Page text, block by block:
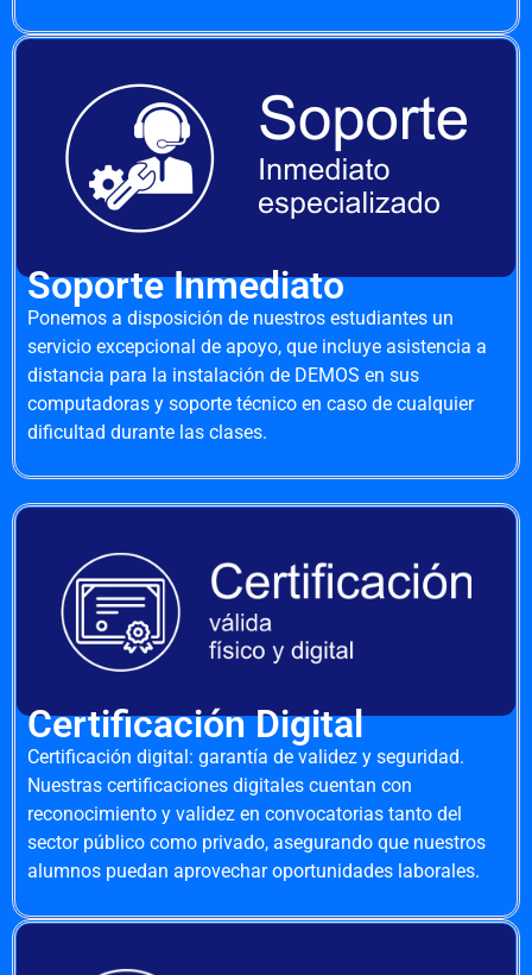
Soporte Inmediato
Ponemos a disposición de nuestros estudiantes un
servicio excepcional de apoyo, que incluye asistencia a
distancia para la instalación de DEMOS en sus
computadoras y soporte técnico en caso de cualquier
dificultad durante las clases.
Certificación Digital
Certificación digital: garantía de validez y seguridad.
Nuestras certificaciones digitales cuentan con
reconocimiento y validez en convocatorias tanto del
sector público como privado, asegurando que nuestros
alumnos puedan aprovechar oportunidades laborales.